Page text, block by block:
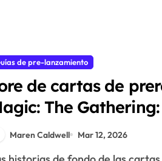
de pre-lanzamiento
de cartas de
The
fondo, conexiones de
temáticos
Maren Caldwell Mar 12, 2026